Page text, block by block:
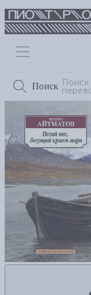
Поиск